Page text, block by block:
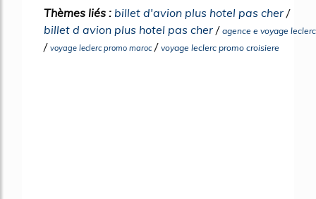
Thèmes liés : billet d'avion plus hotel pas cher /
billet d avion plus hotel pas cher / agence e voyage leclerc
/ voyage leclerc promo maroc/ voyage leclerc promo croisiere